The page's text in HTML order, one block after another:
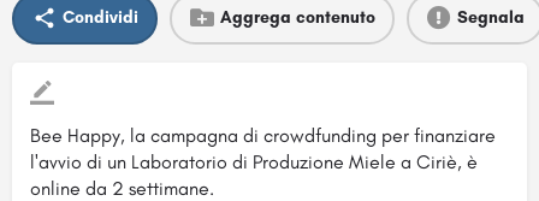
Condividi Aggrega contenuto Segnala
Bee Happy, la campagna di crowdfunding per finanziare
l'avvio di un Laboratorio di Produzione Miele a Ciriè, è
online da 2 settimane.